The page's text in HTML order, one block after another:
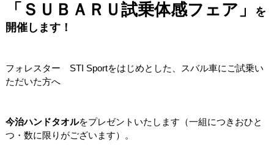
「ＳＵＢＡＲＵ試乗体感フェア」
を
開催します！
フォレスター STI Sportをはじめとした、スバル車にご試乗い
ただいた方へ
今治ハンドタオルをプレゼントいたします（一組につきおひと
つ・数に限りがございます）。